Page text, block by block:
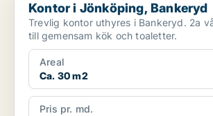
Kontor i Jönköping, Bankeryd
Trevlig kontor uthyres i Bankeryd. 2a
till gemensam kök och toaletter.
Areal
Ca. 30 m2
Pris pr. md.